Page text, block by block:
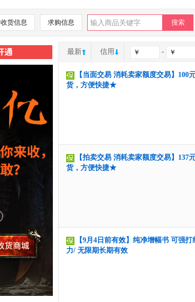
收货信息 求购信息 搜索
最新 信用 -
【当面交易 消耗卖家额度交易】100
货，方便快捷★
【拍卖交易 消耗卖家额度交易】137
货，方便快捷★
【9月4日前有效】纯净增幅书 可强
力/ 无限期长期有效